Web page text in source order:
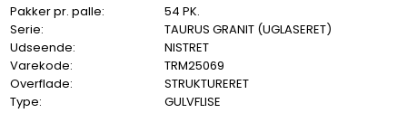
Pakker pr. palle:
54 PK.
Serie:
TAURUS GRANIT (UGLASERET)
Udseende:
NISTRET
Varekode:
TRM25069
Overflade:
STRUKTURERET
Type:
GULVFLISE